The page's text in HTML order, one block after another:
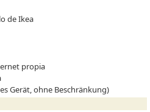
de Ikea
propia
Gerät, ohne Beschränkung)